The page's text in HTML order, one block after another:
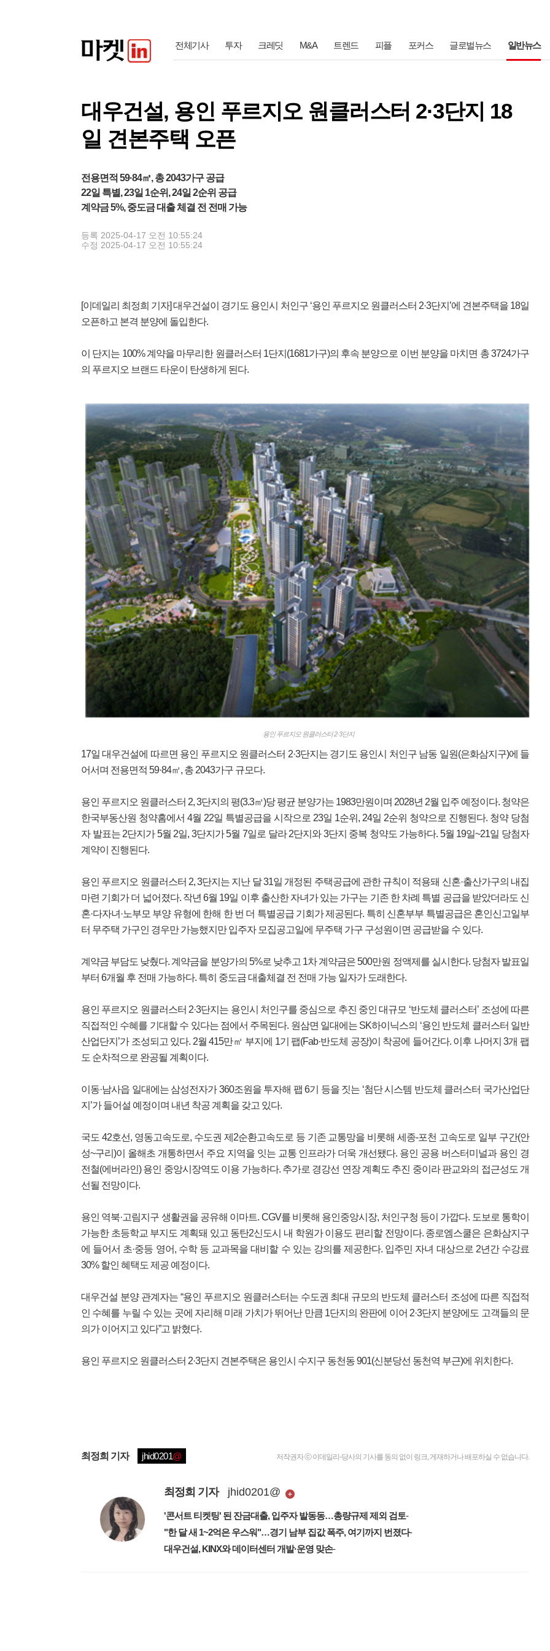
전체기사 투자 크레딧 M&A 트렌드 피플 포커스 글로벌뉴스 일반뉴스
대우건설, 용인 푸르지오 원클러스터 2·3단지 18
일 견본주택 오픈
전용면적 59·84㎡, 총 2043가구 공급
22일 특별, 23일 1순위, 24일 2순위 공급
계약금 5%, 중도금 대출 체결 전 전매 가능
등록 2025-04-17 오전 10:55:24
수정 2025-04-17 오전 10:55:24
[이데일리 최정희 기자] 대우건설이 경기도 용인시 처인구 ‘용인 푸르지오 원클러스터 2·3단지’에 견본주택을 18일
오픈하고 본격 분양에 돌입한다.
이 단지는 100% 계약을 마무리한 원클러스터 1단지(1681가구)의 후속 분양으로 이번 분양을 마치면 총 3724가구
의 푸르지오 브랜드 타운이 탄생하게 된다.
용인 푸르지오 원클러스터 2·3단지
17일 대우건설에 따르면 용인 푸르지오 원클러스터 2·3단지는 경기도 용인시 처인구 남동 일원(은화삼지구)에 들
어서며 전용면적 59·84㎡, 총 2043가구 규모다.
용인 푸르지오 원클러스터 2, 3단지의 평(3.3㎡)당 평균 분양가는 1983만원이며 2028년 2월 입주 예정이다. 청약은
한국부동산원 청약홈에서 4월 22일 특별공급을 시작으로 23일 1순위, 24일 2순위 청약으로 진행된다. 청약 당첨
자 발표는 2단지가 5월 2일, 3단지가 5월 7일로 달라 2단지와 3단지 중복 청약도 가능하다. 5월 19일~21일 당첨자
계약이 진행된다.
용인 푸르지오 원클러스터 2, 3단지는 지난 달 31일 개정된 주택공급에 관한 규칙이 적용돼 신혼·출산가구의 내집
마련 기회가 더 넓어졌다. 작년 6월 19일 이후 출산한 자녀가 있는 가구는 기존 한 차례 특별 공급을 받았더라도 신
혼·다자녀·노부모 부양 유형에 한해 한 번 더 특별공급 기회가 제공된다. 특히 신혼부부 특별공급은 혼인신고일부
터 무주택 가구인 경우만 가능했지만 입주자 모집공고일에 무주택 가구 구성원이면 공급받을 수 있다.
계약금 부담도 낮췄다. 계약금을 분양가의 5%로 낮추고 1차 계약금은 500만원 정액제를 실시한다. 당첨자 발표일
부터 6개월 후 전매 가능하다. 특히 중도금 대출체결 전 전매 가능 일자가 도래한다.
용인 푸르지오 원클러스터 2·3단지는 용인시 처인구를 중심으로 추진 중인 대규모 ‘반도체 클러스터’ 조성에 따른
직접적인 수혜를 기대할 수 있다는 점에서 주목된다. 원삼면 일대에는 SK하이닉스의 ‘용인 반도체 클러스터 일반
산업단지’가 조성되고 있다. 2월 415만㎡ 부지에 1기 팹(Fab·반도체 공장)이 착공에 들어간다. 이후 나머지 3개 팹
도 순차적으로 완공될 계획이다.
이동·남사읍 일대에는 삼성전자가 360조원을 투자해 팹 6기 등을 짓는 ‘첨단 시스템 반도체 클러스터 국가산업단
지’가 들어설 예정이며 내년 착공 계획을 갖고 있다.
국도 42호선, 영동고속도로, 수도권 제2순환고속도로 등 기존 교통망을 비롯해 세종-포천 고속도로 일부 구간(안
성~구리)이 올해초 개통하면서 주요 지역을 잇는 교통 인프라가 더욱 개선됐다. 용인 공용 버스터미널과 용인 경
전철(에버라인) 용인 중앙시장역도 이용 가능하다. 추가로 경강선 연장 계획도 추진 중이라 판교와의 접근성도 개
선될 전망이다.
용인 역북·고림지구 생활권을 공유해 이마트. CGV를 비롯해 용인중앙시장, 처인구청 등이 가깝다. 도보로 통학이
가능한 초등학교 부지도 계획돼 있고 동탄2신도시 내 학원가 이용도 편리할 전망이다. 종로엠스쿨은 은화삼지구
에 들어서 초·중등 영어, 수학 등 교과목을 대비할 수 있는 강의를 제공한다. 입주민 자녀 대상으로 2년간 수강료
30% 할인 혜택도 제공 예정이다.
대우건설 분양 관계자는 “용인 푸르지오 원클러스터는 수도권 최대 규모의 반도체 클러스터 조성에 따른 직접적
인 수혜를 누릴 수 있는 곳에 자리해 미래 가치가 뛰어난 만큼 1단지의 완판에 이어 2·3단지 분양에도 고객들의 문
의가 이어지고 있다”고 밝혔다.
용인 푸르지오 원클러스터 2·3단지 견본주택은 용인시 수지구 동천동 901(신분당선 동천역 부근)에 위치한다.
최정희 기자 jhid0201@ 저작권자 ⓒ 이데일리-당사의 기사를 동의 없이 링크, 게재하거나 배포하실 수 없습니다.
최정희 기자 jhid0201@
-
'콘서트 티켓팅' 된 잔금대출, 입주자 발동동…총량규제 제외 검토
-
"한 달 새 1~2억은 우스워"…경기 남부 집값 폭주, 여기까지 번졌다
-
대우건설, KINX와 데이터센터 개발·운영 맞손